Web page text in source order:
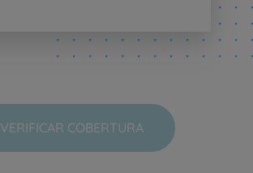
VERIFICAR COBERTURA